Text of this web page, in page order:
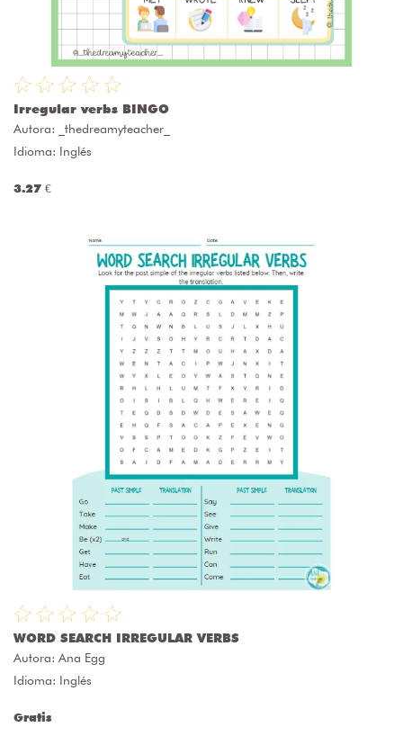
Irregular verbs BINGO
Autora:
_thedreamyteacher_
Idioma: Inglés
3.27 €
WORD SEARCH IRREGULAR VERBS
Autora: Ana Egg
Idioma: Inglés
Gratis